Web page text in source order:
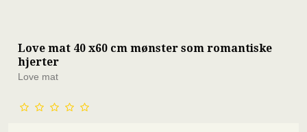
Love mat 40 x60 cm mønster som romantiske
hjerter
Love mat